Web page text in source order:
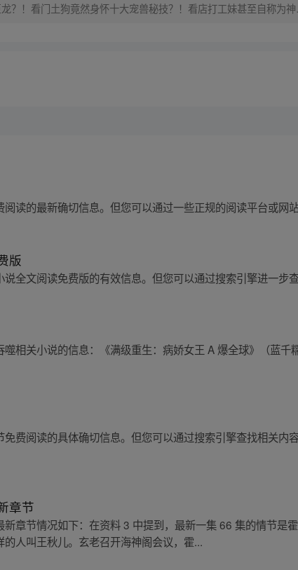
？！看门土狗竟然身怀十大宠兽秘技？！看店打工妹甚至自称
读的最新确切信息。但您可以通过一些正规的阅读平台或网站
版
全文阅读免费版的有效信息。但您可以通过搜索引擎进一步查
相关小说的信息：《满级重生：病娇女王 A 爆全球》（蓝
费阅读的具体确切信息。但您可以通过搜索引擎查找相关内
章节
新章节情况如下：在资料 3 中提到，最新一集 66 集的情节是
人叫王秋儿。玄老召开海神阁会议，霍...